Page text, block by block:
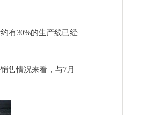
有30%的生产线已经
售情况来看，与7月